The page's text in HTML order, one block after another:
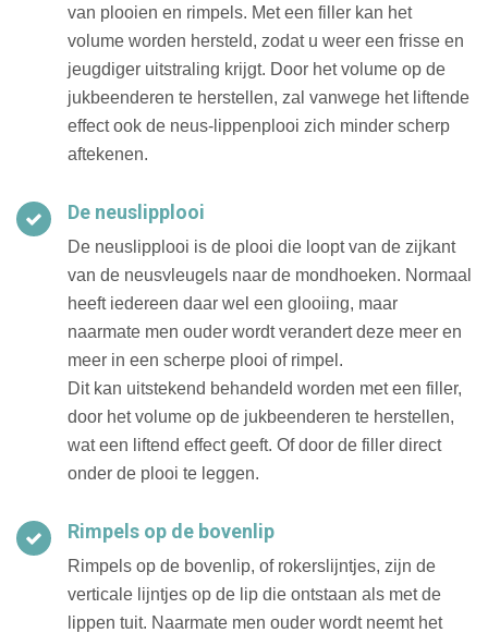
van plooien en rimpels. Met een filler kan het
volume worden hersteld, zodat u weer een frisse en
jeugdiger uitstraling krijgt. Door het volume op de
jukbeenderen te herstellen, zal vanwege het liftende
effect ook de neus-lippenplooi zich minder scherp
aftekenen.
De neuslipplooi
De neuslipplooi is de plooi die loopt van de zijkant
van de neusvleugels naar de mondhoeken. Normaal
heeft iedereen daar wel een glooiing, maar
naarmate men ouder wordt verandert deze meer en
meer in een scherpe plooi of rimpel.
Dit kan uitstekend behandeld worden met een filler,
door het volume op de jukbeenderen te herstellen,
wat een liftend effect geeft. Of door de filler direct
onder de plooi te leggen.
Rimpels op de bovenlip
Rimpels op de bovenlip, of rokerslijntjes, zijn de
verticale lijntjes op de lip die ontstaan als met de
lippen tuit. Naarmate men ouder wordt neemt het